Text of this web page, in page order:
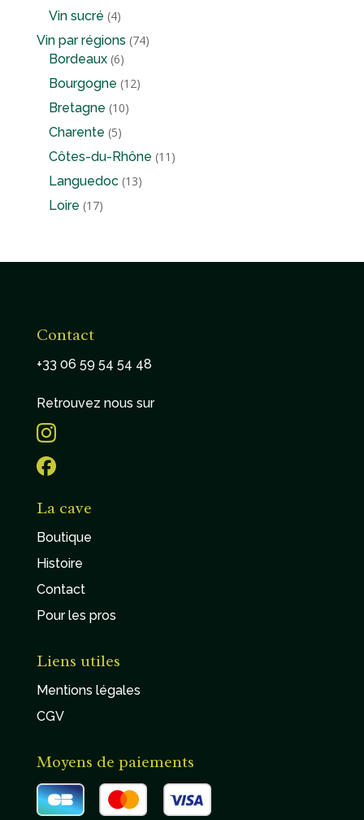
produits
Vin sucré 44
produits
Vin par régions 7474
Bordeaux 66
produits
Bourgogne 1212
Bretagne 1010
Charente 55
produits
Côtes-du-Rhône 11 11
Languedoc 1313
Loire 1717
Contact
+33 06 59 54 54 48
Retrouvez nous sur
La cave
Boutique
Histoire
Contact
Pour les pros
Liens utiles
Mentions légales
CGV
Moyens de paiements